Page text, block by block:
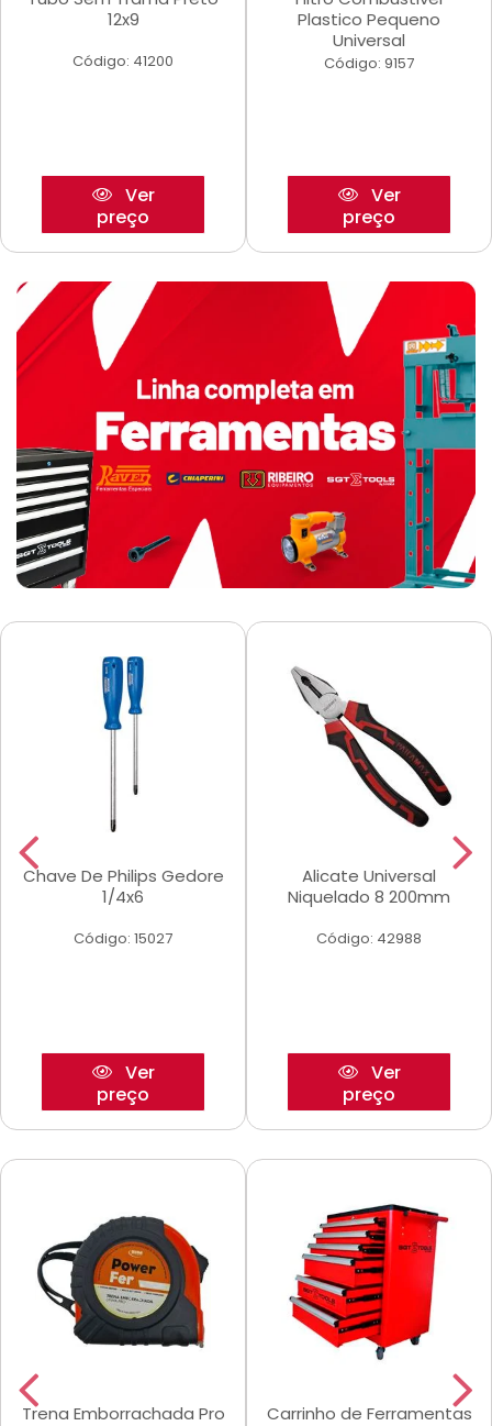
12x9
Código: 41200
Ver
preço
Plastico Pequeno
Universal
Código: 9157
Ver
preço
Chave De Philips Gedore
1/4x6
Código: 15027
Ver
preço
Alicate Universal
Niquelado 8 200mm
Código: 42988
Ver
preço
Trena Emborrachada Pro
Carrinho de Ferramentas